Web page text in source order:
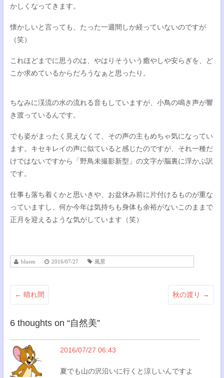
かしくなってきます。
懐かしいと言っても、たった一週間しか経っていないのですが
（笑）
これほどまでに思うのは、やはりそういう癒やしや安らぎを、ど
こか求めているからだろうなぁと思ったり。
ちなみに渓流の水の流れる音もしていますが、小鳥の鳴き声が響
き渡っているんです。
でも姿がまったく見えなくて、その声の主もめちゃ気になってい
ます。キセキレイの声に似ていると感じたのですが、それ一種だ
けではないですから「野鳥未撮影新型」の文字が脳裏に浮かぶ訳
です。
仕事も落ち着くかと思いきや、お盆休み前に片付けるものが重な
っていますし、何か今年は気持ちも身体も余裕がないこのままで
正月を迎えるような気がしています（笑）
bluem 2016/07/27 風景
← 晴れ間 秋の渡り →
6 thoughts on “自然美”
2016/07/27 06:43
夏でも山の沢沿いに行くと涼しいんですよ